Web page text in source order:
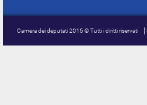
Camera dei deputati 2015 © Tutti i diritti riservati